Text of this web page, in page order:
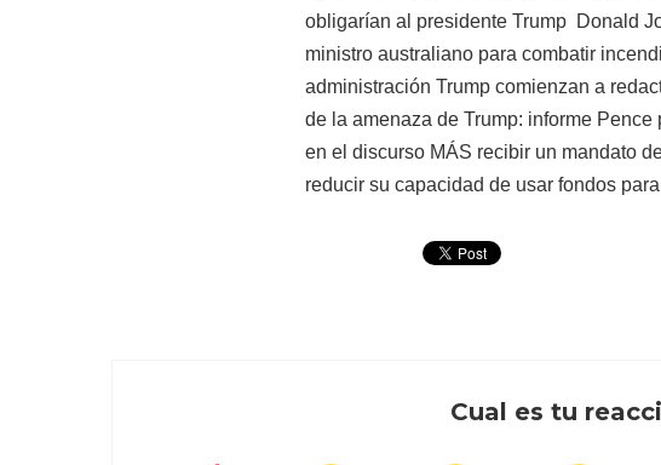
obligarían al presidente Trump Donald
ministro australiano para combatir
administración Trump comienzan a
de la amenaza de Trump: informe
en el discurso MÁS recibir un mandato
reducir su capacidad de usar fondos
Cual es tu